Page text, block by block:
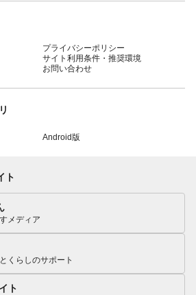
プライバシーポリシー
サイト利用条件・推奨環境
お問い合わせ
Android版
ト
メディア
くらしのサポート
ト